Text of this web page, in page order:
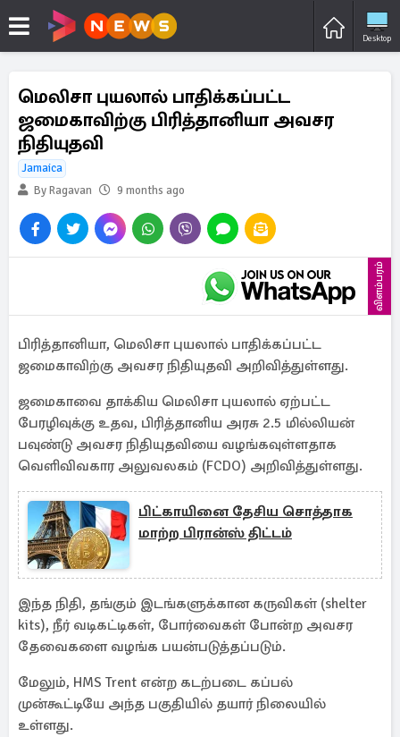
Desktop
மெலிசா புயலால் பாதிக்கப்பட்ட
ஜமைகாவிற்கு பிரித்தானியா அவசர
நிதியுதவி
Jamaica
By Ragavan
9 months ago
விளம்பரம்
பிரித்தானியா, மெலிசா புயலால் பாதிக்கப்பட்ட
ஜமைகாவிற்கு அவசர நிதியுதவி அறிவித்துள்ளது.
ஜமைகாவை தாக்கிய மெலிசா புயலால் ஏற்பட்ட
பேரழிவுக்கு உதவ, பிரித்தானிய அரசு 2.5 மில்லியன்
பவுண்டு அவசர நிதியுதவியை வழங்கவுள்ளதாக
வெளிவிவகார அலுவலகம் (FCDO) அறிவித்துள்ளது.
பிட்காயினை தேசிய சொத்தாக
மாற்ற பிரான்ஸ் திட்டம்
இந்த நிதி, தங்கும் இடங்களுக்கான கருவிகள் (shelter
kits), நீர் வடிகட்டிகள், போர்வைகள் போன்ற அவசர
தேவைகளை வழங்க பயன்படுத்தப்படும்.
மேலும், HMS Trent என்ற கடற்படை கப்பல்
முன்கூட்டியே அந்த பகுதியில் தயார் நிலையில்
உள்ளது.